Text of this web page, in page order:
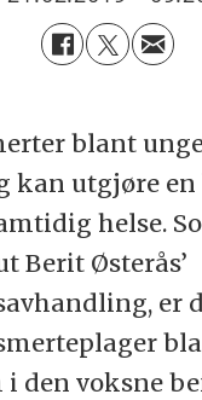
blant
kan utgjøre
helse.
Berit Østerås’
er
i den voksne